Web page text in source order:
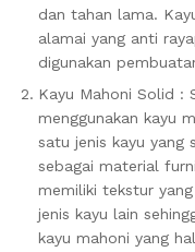
dan tahan lama.
alamai yang anti
digunakan
Kayu Mahoni Solid :
menggunakan kayu
satu jenis kayu yang
sebagai material
memiliki tekstur
jenis kayu lain
kayu mahoni yang